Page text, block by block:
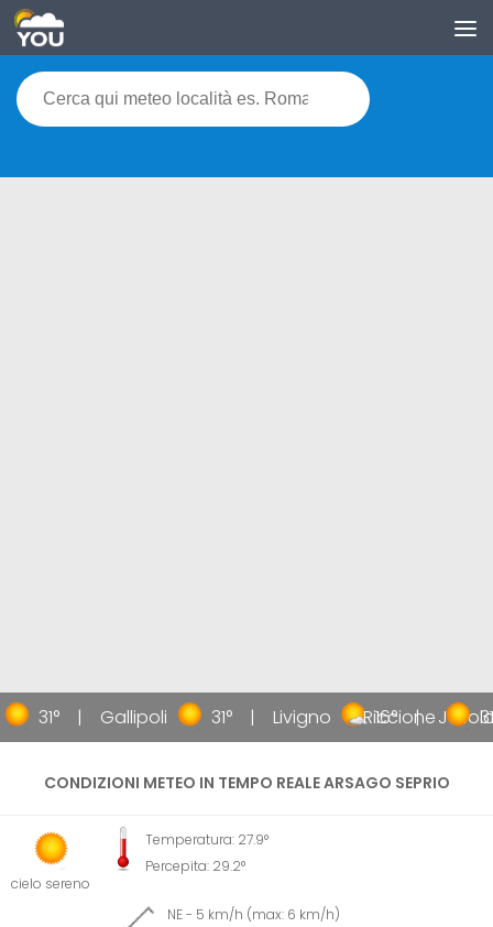
31° Gallipoli 31° Livigno 16° Jesolo
Riccione
CONDIZIONI METEO IN TEMPO REALE ARSAGO SEPRIO
cielo sereno
Temperatura: 27.9°
Percepita: 29.2°
NE - 5 km/h (max: 6 km/h)